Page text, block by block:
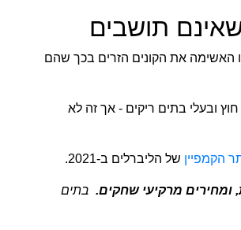
תושבים‏
האשימה את הקונים הזרים בכך שהם
ובעלי בתים ריקים - אך זה לא
הקמפיין‏ ‏ של הליברלים ב-2021.‏
ומחירים מרקיעי שחקים.
‏ בתים